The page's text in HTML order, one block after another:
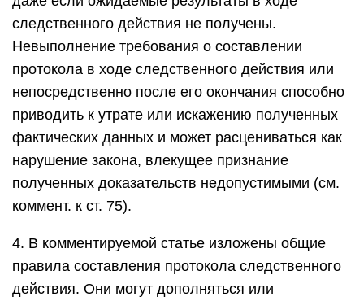
следственного действия не получены.
Невыполнение требования о составлении
протокола в ходе следственного действия или
непосредственно после его окончания способно
приводить к утрате или искажению полученных
фактических данных и может расцениваться как
нарушение закона, влекущее признание
полученных доказательств недопустимыми (см.
коммент. к ст. 75).
4. В комментируемой статье изложены общие
правила составления протокола следственного
действия. Они могут дополняться или